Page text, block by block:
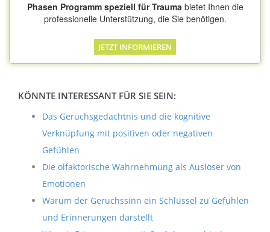
Phasen Programm speziell für Trauma bietet Ihnen die
professionelle Unterstützung, die Sie benötigen.
JETZT INFORMIEREN
KÖNNTE INTERESSANT FÜR SIE SEIN:
Das Geruchsgedächtnis und die kognitive
Verknüpfung mit positiven oder negativen
Gefühlen
Die olfaktorische Wahrnehmung als Auslöser von
Emotionen
Warum der Geruchssinn ein Schlüssel zu Gefühlen
und Erinnerungen darstellt